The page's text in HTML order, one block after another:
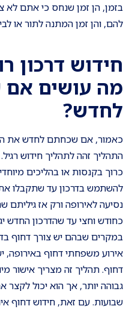
בזמן, הן זמן שנחס כי אתם לא
להם, והן זמן המתנה לתור או
חידוש דרכון
מה עושים
לחדש?
כאמור, אם שכחתם לחדש את
התהליך זהה לתהליך חידוש
כרוך בקנסות או בהליכים
להשתמש בדרכון עד שתקבלו
נסיעה לאירופה ורק אז גיליתם
כחודש וחצי עד שהדרכון החדש
במקרים שבהם יש צורך דחוף
אירוע משפחתי דחוף באירופה,
דחוף. תהליך זה מצריך אישור
גבוהה יותר, אך הוא יכול
שבועות. עם זאת, חידוש דחוף